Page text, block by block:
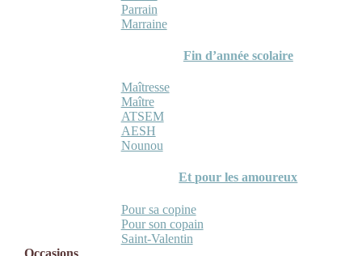
Parrain
Marraine
Fin d’année scolaire
Maîtresse
Maître
ATSEM
AESH
Nounou
Et pour les amoureux
Pour sa copine
Pour son copain
Saint-Valentin
Occasions